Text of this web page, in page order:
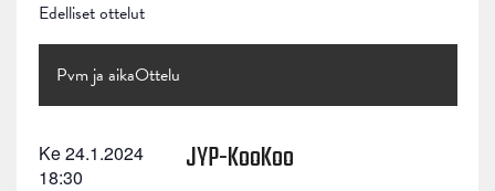
Edelliset ottelut
Pvm ja aikaOttelu
Ke 24.1.2024
18:30
JYP-KooKoo